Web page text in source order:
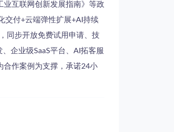
互联网创新发展指南》等政
交付+云端弹性扩展+AI持续
同步开放免费试用申请、技
企业级SaaS平台、AI拓客服
合作案例为支撑，承诺24小